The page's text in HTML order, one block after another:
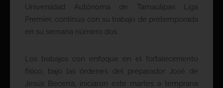
Universidad Autónoma de Tamaulipas Liga
Premier, continúa con su trabajo de pretemporada
en su semana número dos.
Los trabajos con enfoque en el fortalecimiento
físico, bajo las órdenes del preparador José de
Jesús Becerra, iniciaron este martes a temprana